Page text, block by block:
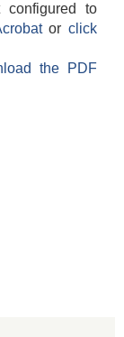
configured to
orclick
the PDF